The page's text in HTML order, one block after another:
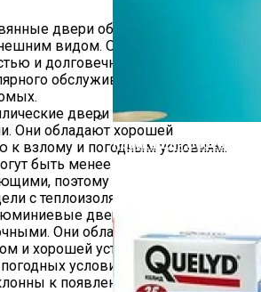
Краска Для Обоев
двери обладают теплым и
видом. Они также известны
и долговечностью. Однако, они
обслуживания и защиты от
двери являются прочными
Они обладают хорошей
к взлому и погодным условиям.
быть менее
поэтому рекомендуется
с теплоизоляционным слоем.
двери являются
Они обладают современным
и хорошей устойчивостью к
условий. Однако, они могут
к появлению царапин и